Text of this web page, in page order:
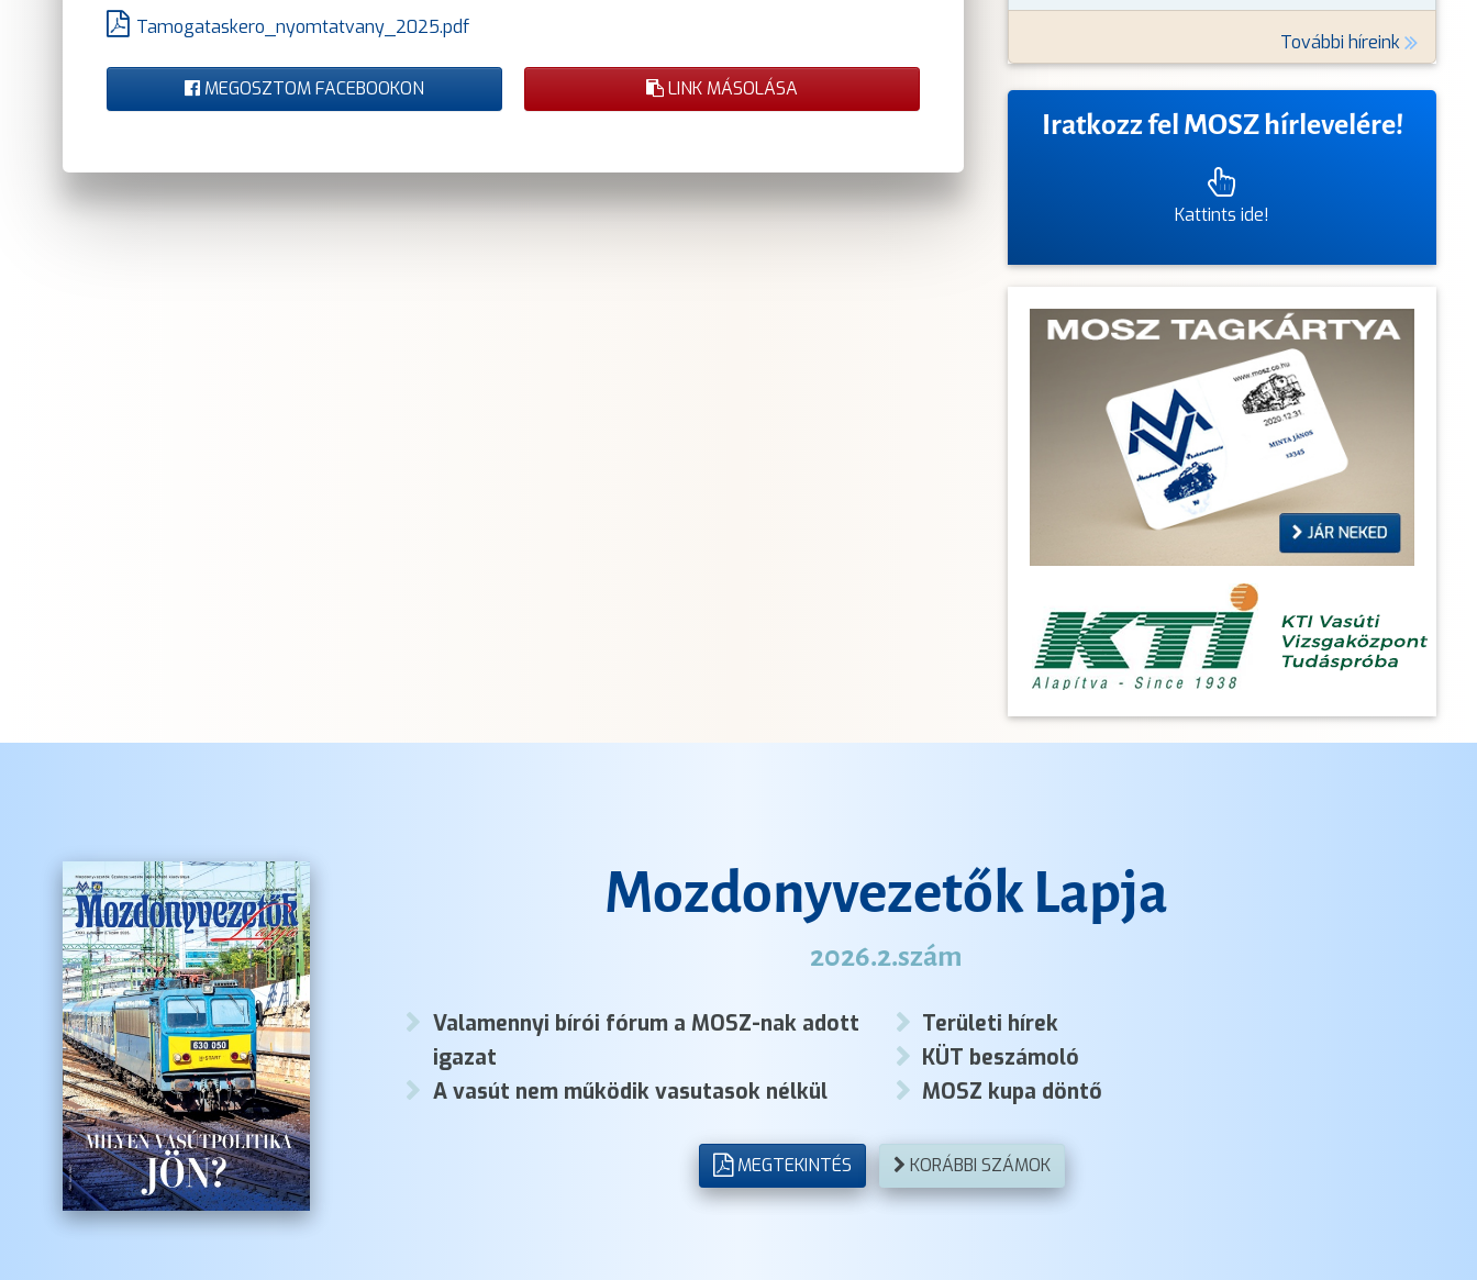
Tamogataskero_nyomtatvany_2025.pdf
MEGOSZTOM FACEBOOKON LINK MÁSOLÁSA
További híreink
Iratkozz fel MOSZ hírlevelére!
Kattints ide!
Mozdonyvezetők Lapja
2026.2.szám
Valamennyi bírói fórum a MOSZ-nak adott
igazat
A vasút nem működik vasutasok nélkül
Területi hírek
KÜT beszámoló
MOSZ kupa döntő
MEGTEKINTÉS KORÁBBI SZÁMOK